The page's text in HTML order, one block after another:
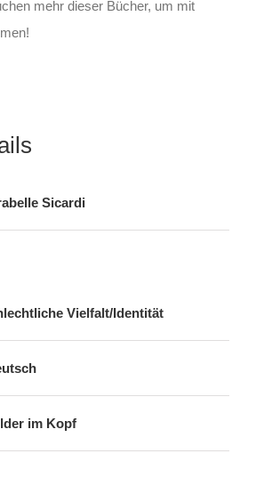
mehr dieser Bücher, um mit
Sicardi
Vielfalt/Identität
im Kopf